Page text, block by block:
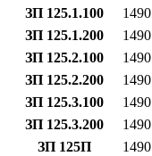
ЗП 125.1.100 1490
ЗП 125.1.200 1490
ЗП 125.2.100 1490
ЗП 125.2.200 1490
ЗП 125.3.100 1490
ЗП 125.3.200 1490
ЗП 125П 1490